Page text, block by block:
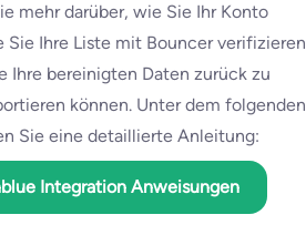
mehr darüber, wie Sie Ihr Konto
Sie Ihre Liste mit Bouncer verifizieren
Ihre bereinigten Daten zurück zu
können. Unter dem folgenden
Sie eine detaillierte Anleitung:
Integration Anweisungen